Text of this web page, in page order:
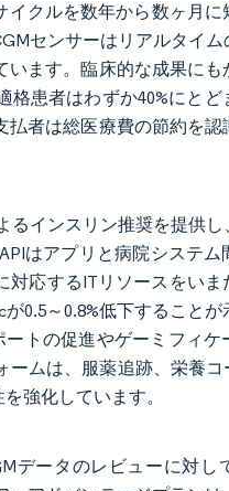
クルを数年から数ヶ月に
センサーはリアルタイ
ます。臨床的な成果にも
患者はわずか40%にと
者は総医療費の節約を
インスリン推奨を提供
はアプリと病院システム
応するITリソースをいま
0.5～0.8%低下することが
トの促進やゲーミフィケ
ームは、服薬追跡、栄養
強化しています。
データのレビューに対し